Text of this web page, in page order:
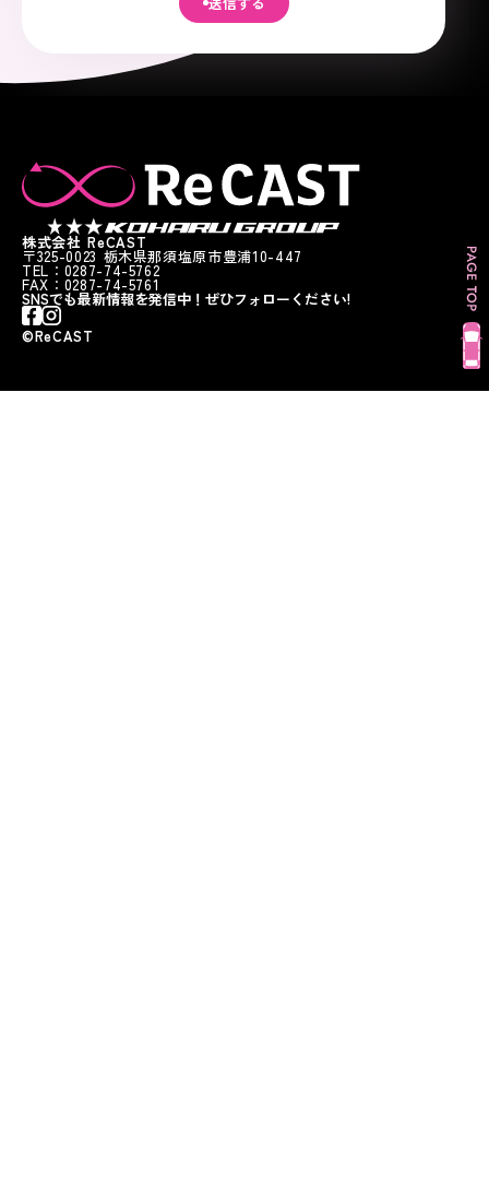
株式会社 ReCAST
〒325-0023 栃木県那須塩原市豊浦10-447
TEL：0287-74-5762
FAX：0287-74-5761
SNSでも最新情報を発信中！ぜひフォローください!
©︎ReCAST